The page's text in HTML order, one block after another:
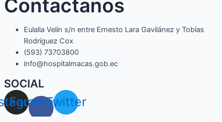
Contactanos
Eulalia Velín s/n entre Ernesto Lara Gavilánez y Tobías
Rodríguez Cox
(593) 73703800​
info@hospitalmacas.gob.ec
SOCIAL
Facebook-
f
Twitter